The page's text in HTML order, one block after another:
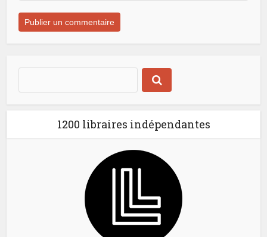
1200 libraires indépendantes